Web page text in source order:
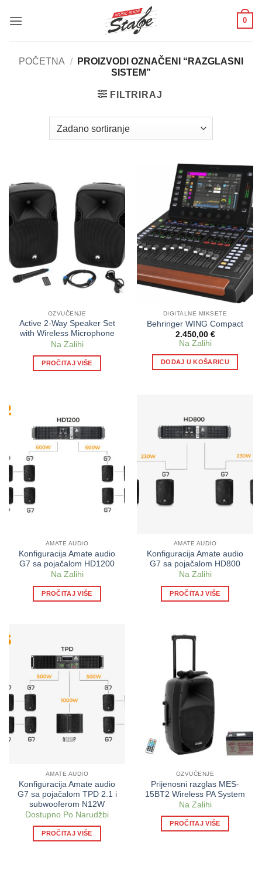
0
POČETNA /
PROIZVODI OZNAČENI “RAZGLASNI
SISTEM”
FILTRIRAJ
OZVUČENJE
Active 2-Way Speaker Set
with Wireless Microphone
Na Zalihi
PROČITAJ VIŠE
DIGITALNE MIKSETE
Behringer WING Compact
2.450,00 €
Na Zalihi
DODAJ U KOŠARICU
AMATE AUDIO
Konfiguracija Amate audio
G7 sa pojačalom HD1200
Na Zalihi
PROČITAJ VIŠE
AMATE AUDIO
Konfiguracija Amate audio
G7 sa pojačalom HD800
Na Zalihi
PROČITAJ VIŠE
AMATE AUDIO
Konfiguracija Amate audio
G7 sa pojačalom TPD 2.1 i
subwooferom N12W
Dostupno Po Narudžbi
PROČITAJ VIŠE
OZVUČENJE
Prijenosni razglas MES-
15BT2 Wireless PA System
Na Zalihi
PROČITAJ VIŠE